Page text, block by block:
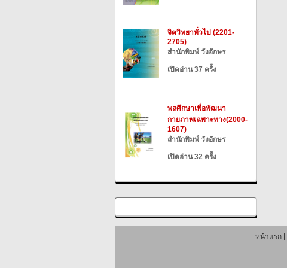
จิตวิทยาทั่วไป (2201-
2705)
สำนักพิมพ์ วังอักษร
เปิดอ่าน 37 ครั้ง
พลศึกษาเพื่อพัฒนา
กายภาพเฉพาะทาง(2000-
1607)
สำนักพิมพ์ วังอักษร
เปิดอ่าน 32 ครั้ง
หน้าแรก|